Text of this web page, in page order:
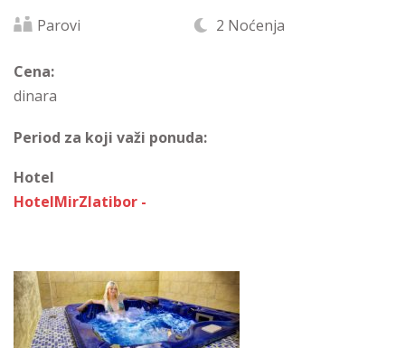
Parovi 2 Noćenja
Cena:
dinara
Period za koji važi ponuda:
Hotel
HotelMirZlatibor -